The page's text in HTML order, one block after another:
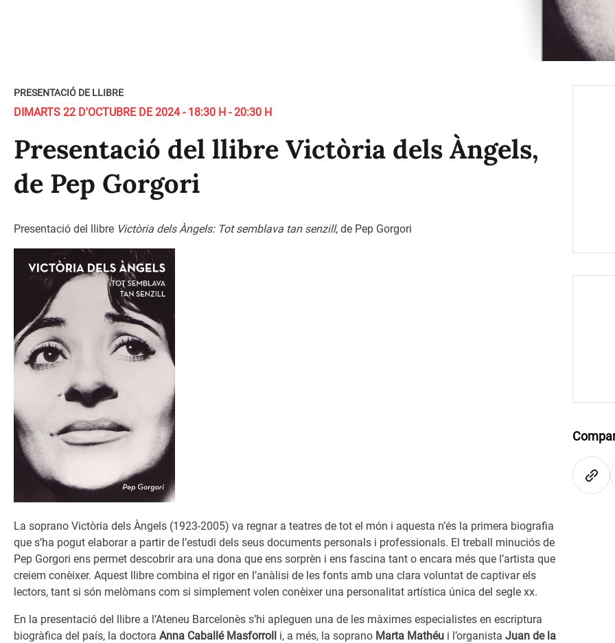
PRESENTACIÓ DE LLIBRE
DIMARTS 22 D'OCTUBRE DE 2024 - 18:30 H - 20:30 H
Presentació del llibre Victòria dels Àngels,
de Pep Gorgori
Presentació del llibre Victòria dels Àngels: Tot semblava tan senzill, de Pep Gorgori
La soprano Victòria dels Àngels (1923-2005) va regnar a teatres de tot el món i aquesta n’és la primera biografia
que s’ha pogut elaborar a partir de l’estudi dels seus documents personals i professionals. El treball minuciós de
Pep Gorgori ens permet descobrir ara una dona que ens sorprèn i ens fascina tant o encara més que l’artista que
creiem conèixer. Aquest llibre combina el rigor en l’anàlisi de les fonts amb una clara voluntat de captivar els
lectors, tant si són melòmans com si simplement volen conèixer una personalitat artística única del segle xx.
En la presentació del llibre a l’Ateneu Barcelonès s’hi apleguen una de les màximes especialistes en escriptura
biogràfica del país, la doctora Anna Caballé Masforroll i, a més, la soprano Marta Mathéu i l’organista Juan de la